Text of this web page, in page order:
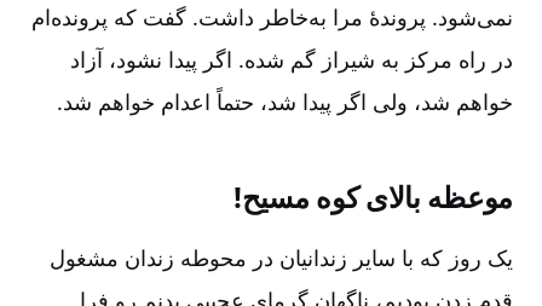
نمی‌شود. پروندۀ مرا به‌خاطر داشت‌. گفت که پرونده‌ام
در راه مرکز به شیراز گم شده‌. اگر پیدا نشود، آزاد
خواهم شد، ولی اگر پیدا شد، حتماً اعدام خواهم شد.
موعظه بالای کوه مسیح!
یک روز که با سایر زندانیان در محوطه زندان مشغول
قدم زدن بودیم‌، ناگهان گرمای عجیبی بدنم رو فرا